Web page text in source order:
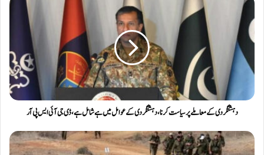
دہشتگردی کے معاملے پر سیاست کرنا ، دہشتگردی کے عوامل میں ہے شامل ہے ، ڈی جی آئی ایس پی آر